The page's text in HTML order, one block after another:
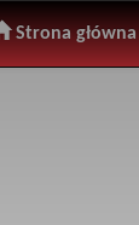
Strona główna